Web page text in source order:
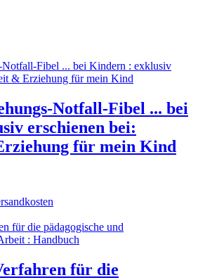
Notfall-Fibel ... bei
erschienen bei:
für mein Kind
für die